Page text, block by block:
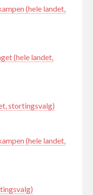
(hele landet,
(hele landet,
stortingsvalg)
(hele landet,